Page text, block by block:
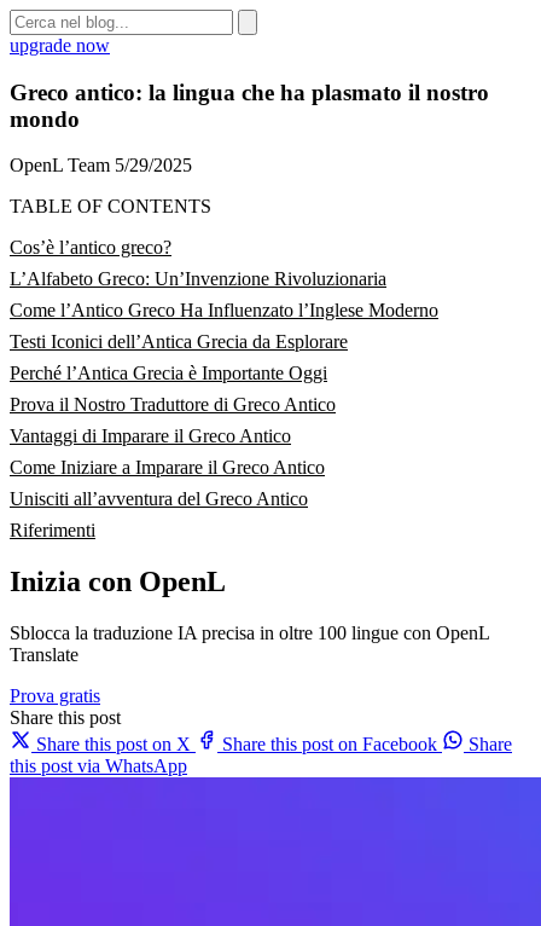
upgrade now
Greco antico: la lingua che ha plasmato il nostro
mondo
OpenL Team 5/29/2025
TABLE OF CONTENTS
Cos’è l’antico greco?
L’Alfabeto Greco: Un’Invenzione Rivoluzionaria
Come l’Antico Greco Ha Influenzato l’Inglese Moderno
Testi Iconici dell’Antica Grecia da Esplorare
Perché l’Antica Grecia è Importante Oggi
Prova il Nostro Traduttore di Greco Antico
Vantaggi di Imparare il Greco Antico
Come Iniziare a Imparare il Greco Antico
Unisciti all’avventura del Greco Antico
Riferimenti
Inizia con OpenL
Sblocca la traduzione IA precisa in oltre 100 lingue con OpenL
Translate
Prova gratis
Share this post
Share this post on X
Share this post on Facebook
Share
this post via WhatsApp